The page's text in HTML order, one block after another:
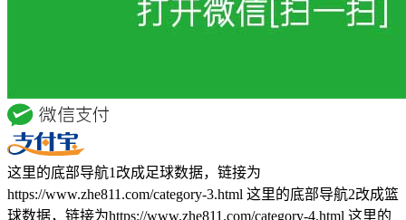
这里的底部导航1改成足球数据，链接为
https://www.zhe811.com/category-3.html 这里的底部导航2改成篮
球数据，链接为https://www.zhe811.com/category-4.html 这里的